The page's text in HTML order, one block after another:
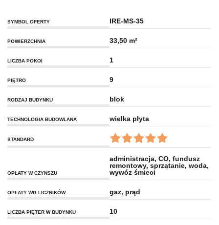
SYMBOL OFERTY IRE-MS-35
POWIERZCHNIA 33,50 m²
LICZBA POKOI 1
PIĘTRO 9
RODZAJ BUDYNKU blok
TECHNOLOGIA BUDOWLANA wielka płyta
STANDARD
OPŁATY W CZYNSZU
administracja, CO, fundusz
remontowy, sprzątanie, woda,
wywóz śmieci
OPŁATY WG LICZNIKÓW gaz, prąd
LICZBA PIĘTER W BUDYNKU 10